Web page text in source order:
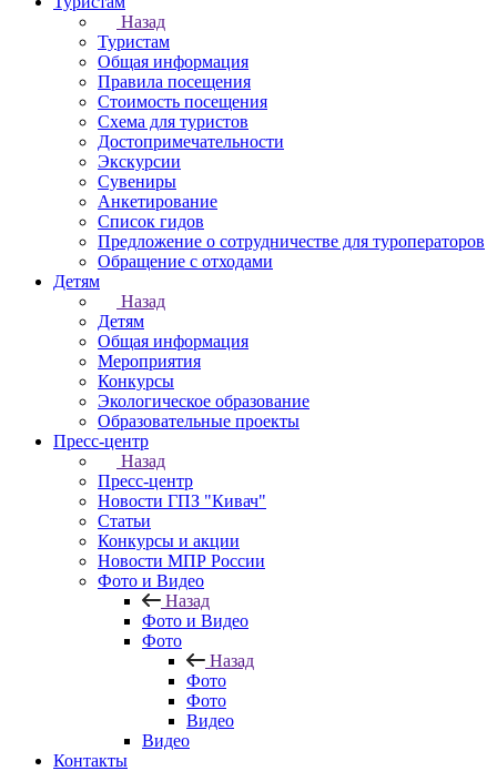
Назад
Туристам
Общая информация
Правила посещения
Стоимость посещения
Схема для туристов
Достопримечательности
Экскурсии
Сувениры
Анкетирование
Список гидов
Предложение о сотрудничестве для туроператоров
Обращение с отходами
Детям
Назад
Детям
Общая информация
Мероприятия
Конкурсы
Экологическое образование
Образовательные проекты
Пресс-центр
Назад
Пресс-центр
Новости ГПЗ "Кивач"
Статьи
Конкурсы и акции
Новости МПР России
Фото и Видео
Назад
Фото и Видео
Фото
Назад
Фото
Фото
Видео
Видео
Контакты